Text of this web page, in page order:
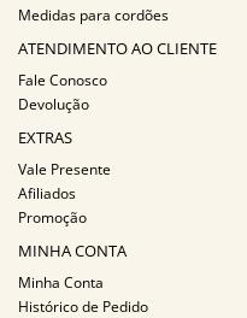
Medidas para cordões
ATENDIMENTO AO CLIENTE
Fale Conosco
Devolução
EXTRAS
Vale Presente
Afiliados
Promoção
MINHA CONTA
Minha Conta
Histórico de Pedido